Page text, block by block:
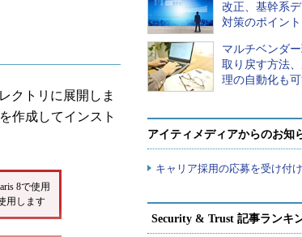
クトリに展開しま
作成してインスト
8で使用
用します
改正、基幹系
対策のポイン
マルチベンダ
取り戻す方法
理の自動化も
アイティメディアからのお知
キャリア採用の応募を受け付
Security & Trust 記事ランキ